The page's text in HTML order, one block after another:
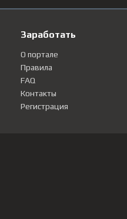
Заработать
О портале
Правила
FAQ
Контакты
Регистрация